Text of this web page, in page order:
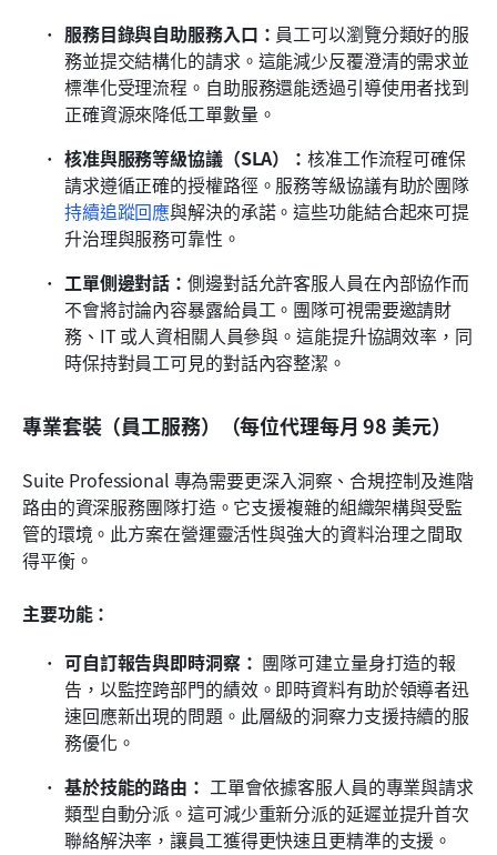
服務目錄與自助服務入口： 員工可以瀏覽分類好的服
務並提交結構化的請求。這能減少反覆澄清的需求並
標準化受理流程。自助服務還能透過引導使用者找到
正確資源來降低工單數量。
核准與服務等級協議（SLA）：核准工作流程可確保
請求遵循正確的授權路徑。服務等級協議有助於團隊
持續追蹤回應與解決的承諾。這些功能結合起來可提
升治理與服務可靠性。
工單側邊對話：側邊對話允許客服人員在內部協作而
不會將討論內容暴露給員工。團隊可視需要邀請財
務、IT 或人資相關人員參與。這能提升協調效率，同
時保持對員工可見的對話內容整潔。
專業套裝（員工服務）（每位代理每月 98 美元）
Suite Professional 專為需要更深入洞察、合規控制及進階
路由的資深服務團隊打造。它支援複雜的組織架構與受監
管的環境。此方案在營運靈活性與強大的資料治理之間取
得平衡。
主要功能：
可自訂報告與即時洞察： 團隊可建立量身打造的報
告，以監控跨部門的績效。即時資料有助於領導者迅
速回應新出現的問題。此層級的洞察力支援持續的服
務優化。
基於技能的路由： 工單會依據客服人員的專業與請求
類型自動分派。這可減少重新分派的延遲並提升首次
聯絡解決率，讓員工獲得更快速且更精準的支援。